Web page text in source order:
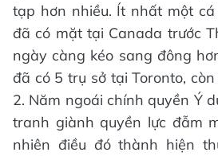
tạp hơn nhiều. Ít nhất một cá
đã có mặt tại Canada trước
ngày càng kéo sang đông
đã có 5 trụ sở tại Toronto,
2. Năm ngoái chính quyền Ý
tranh giành quyền lực đẫm
nhiên điều đó thành hiện